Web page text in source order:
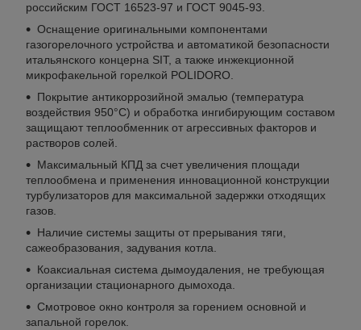
российским ГОСТ 16523-97 и ГОСТ 9045-93.
Оснащение оригинальными компонентами
газогорелочного устройства и автоматикой безопасности
итальянского концерна SIT, а также инжекционной
микрофакельной горелкой POLIDORO.
Покрытие антикоррозийной эмалью (температура
воздействия 950°С) и обработка ингибирующим составом
защищают теплообменник от агрессивных факторов и
растворов солей.
Максимальный КПД за счет увеличения площади
теплообмена и применения инновационной конструкции
турбулизаторов для максимальной задержки отходящих
газов.
Наличие системы защиты от прерывания тяги,
сажеобразования, задувания котла.
Коаксиальная система дымоудаления, не требующая
организации стационарного дымохода.
Смотровое окно контроля за горением основной и
запальной горелок.